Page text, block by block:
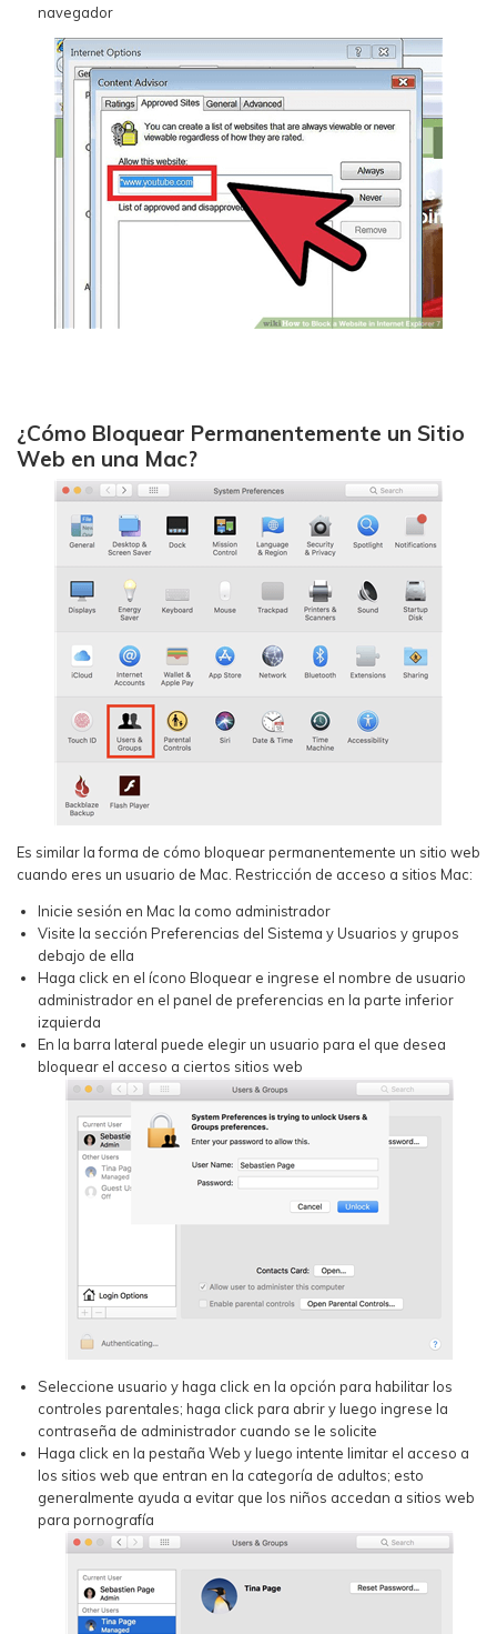
navegador
¿Cómo Bloquear Permanentemente un Sitio
Web en una Mac?
Es similar la forma de cómo bloquear permanentemente un sitio web
cuando eres un usuario de Mac. Restricción de acceso a sitios Mac:
Inicie sesión en Mac la como administrador
Visite la sección Preferencias del Sistema y Usuarios y grupos
debajo de ella
Haga click en el ícono Bloquear e ingrese el nombre de usuario
administrador en el panel de preferencias en la parte inferior
izquierda
En la barra lateral puede elegir un usuario para el que desea
bloquear el acceso a ciertos sitios web
Seleccione usuario y haga click en la opción para habilitar los
controles parentales; haga click para abrir y luego ingrese la
contraseña de administrador cuando se le solicite
Haga click en la pestaña Web y luego intente limitar el acceso a
los sitios web que entran en la categoría de adultos; esto
generalmente ayuda a evitar que los niños accedan a sitios web
para pornografía